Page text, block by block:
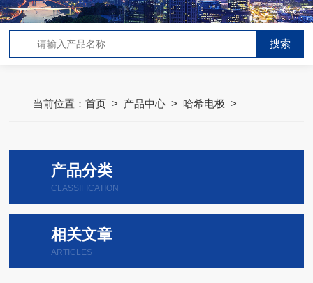
当前位置：首页 > 产品中心 > 哈希电极 >
产品分类
CLASSIFICATION
相关文章
ARTICLES